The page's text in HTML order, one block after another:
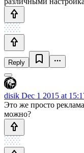
Reply
disik Dec 1 2015 at
Это же просто
можно?